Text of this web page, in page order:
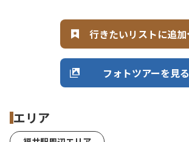
行きたいリストに追加
フォトツアーを見る
エリア